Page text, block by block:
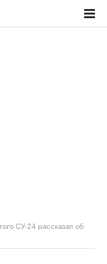
СУ-24 рассказал об